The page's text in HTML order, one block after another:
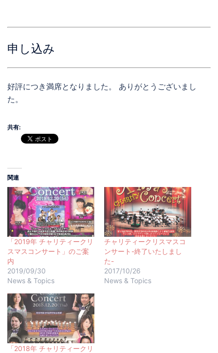
申し込み
好評につき満席となりました。 ありがとうございまし
た。
共有:
関連
「2019年 チャリティークリ
スマスコンサート」のご案
内
2019/09/30
News & Topics
チャリティークリスマスコ
ンサート-終了いたしまし
た-
2017/10/26
News & Topics
「2018年 チャリティークリ